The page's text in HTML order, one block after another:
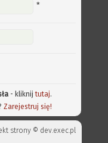
*
- kliknijtutaj.
Zarejestruj się!
strony © dev.exec.pl